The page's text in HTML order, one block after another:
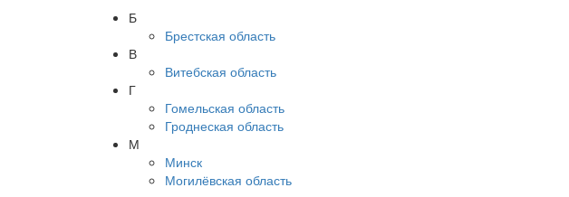
Б
Брестская область
В
Витебская область
Г
Гомельская область
Гроднеская область
М
Минск
Могилёвская область